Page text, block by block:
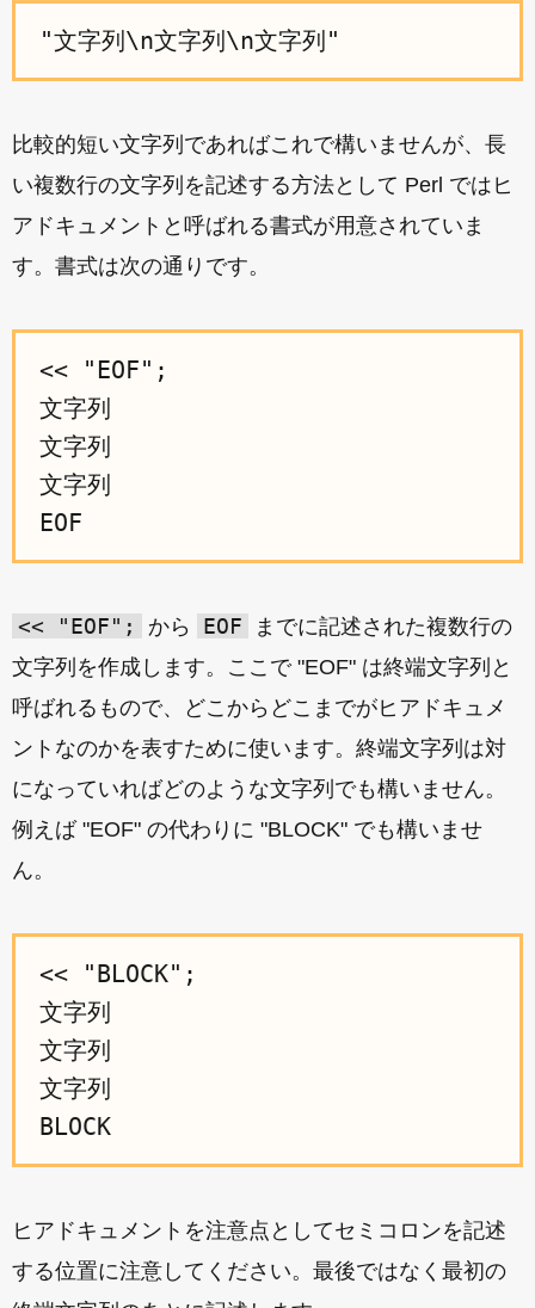
比較的短い文字列であればこれで構いませんが、長
い複数行の文字列を記述する方法として Perl ではヒ
アドキュメントと呼ばれる書式が用意されていま
す。書式は次の通りです。
<< "EOF";
文字列
文字列
文字列
<< "EOF"; から EOF
までに記述された複数行の
文字列を作成します。ここで "EOF" は終端文字列と
呼ばれるもので、どこからどこまでがヒアドキュメ
ントなのかを表すために使います。終端文字列は対
になっていればどのような文字列でも構いません。
例えば "EOF" の代わりに "BLOCK" でも構いませ
ん。
<< "BLOCK";
文字列
文字列
文字列
ヒアドキュメントを注意点としてセミコロンを記述
する位置に注意してください。最後ではなく最初の